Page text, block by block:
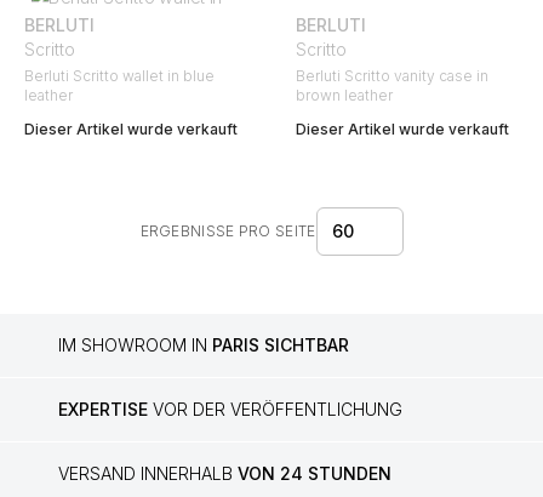
BERLUTI
Scritto
Berluti Scritto wallet in blue
leather
Dieser Artikel wurde verkauft
BERLUTI
Scritto
Berluti Scritto vanity case in
brown leather
Dieser Artikel wurde verkauft
ERGEBNISSE PRO SEITE 60
IM SHOWROOM IN PARIS SICHTBAR
EXPERTISE VOR DER VERÖFFENTLICHUNG
VERSAND INNERHALB VON 24 STUNDEN